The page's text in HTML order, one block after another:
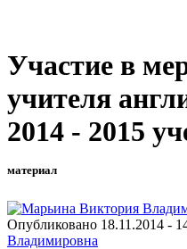
Участие в
учителя
2014 - 2015
материал
Опубликовано 18.11.2014 -
Владимировна